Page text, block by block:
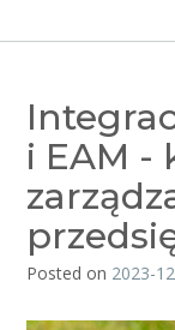
i EAM -
Posted on 2023-